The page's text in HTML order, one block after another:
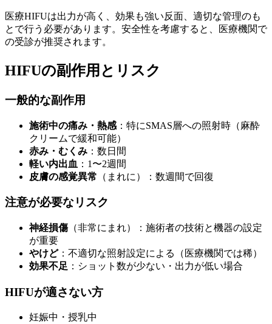
医療HIFUは出力が高く、効果も強い反面、適切な管理のも
とで行う必要があります。安全性を考慮すると、医療機関で
の受診が推奨されます。
HIFUの副作用とリスク
一般的な副作用
施術中の痛み・熱感 ：特にSMAS層への照射時（麻酔
クリームで緩和可能）
赤み・むくみ ：数日間
軽い内出血 ：1〜2週間
皮膚の感覚異常 （まれに）：数週間で回復
注意が必要なリスク
神経損傷（非常にまれ）：施術者の技術と機器の設定
が重要
やけど：不適切な照射設定による（医療機関では稀）
効果不足 ：ショット数が少ない・出力が低い場合
HIFUが適さない方
妊娠中・授乳中